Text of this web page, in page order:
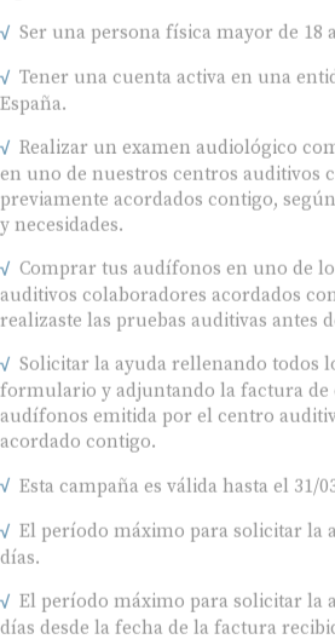
Ser una persona física mayor de 18
Tener una cuenta activa en una
España.
Realizar un examen audiológico
en uno de nuestros centros auditivos
previamente acordados contigo,
y necesidades.
Comprar tus audífonos en uno de
auditivos colaboradores acordados
realizaste las pruebas auditivas antes
Solicitar la ayuda rellenando todos
formulario y adjuntando la factura de
audífonos emitida por el centro
acordado contigo.
Esta campaña es válida hasta el 31/
El período máximo para solicitar la
días.
El período máximo para solicitar la
días desde la fecha de la factura